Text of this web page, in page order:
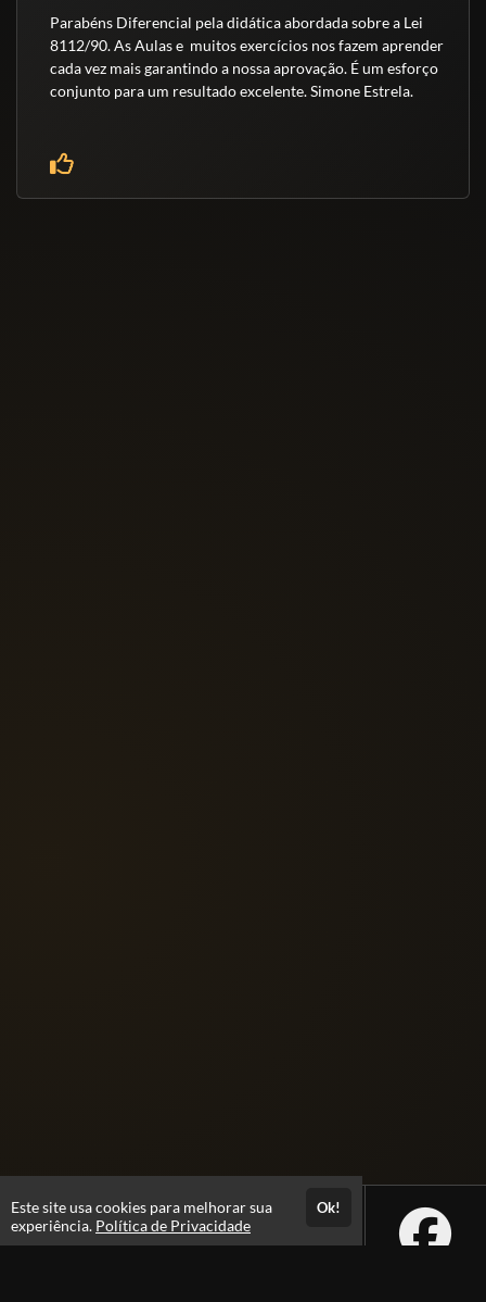
Parabéns Diferencial pela didática abordada sobre a Lei
8112/90. As Aulas e muitos exercícios nos fazem aprender
cada vez mais garantindo a nossa aprovação. É um esforço
conjunto para um resultado excelente. Simone Estrela.
Este site usa cookies para melhorar sua
experiência. Política de Privacidade
Ok!